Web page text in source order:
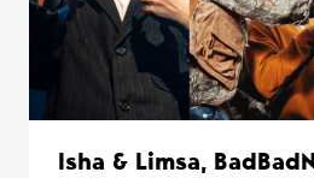
Isha & Limsa,